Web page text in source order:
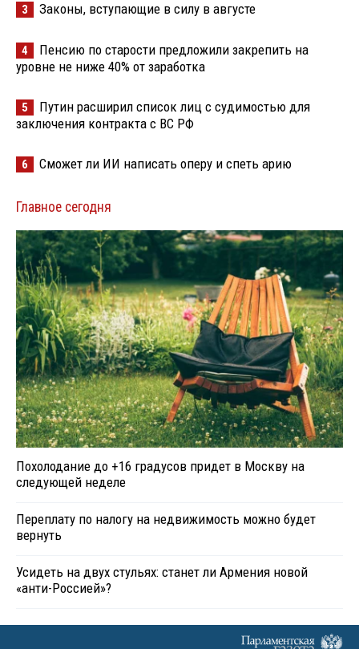
3 Законы, вступающие в силу в августе
4
Пенсию по старости предложили закрепить на
уровне не ниже 40% от заработка
5
Путин расширил список лиц с судимостью для
заключения контракта с ВС РФ
6 Сможет ли ИИ написать оперу и спеть арию
Главное сегодня
Похолодание до +16 градусов придет в Москву на
следующей неделе
Переплату по налогу на недвижимость можно будет
вернуть
Усидеть на двух стульях: станет ли Армения новой
«анти-Россией»?